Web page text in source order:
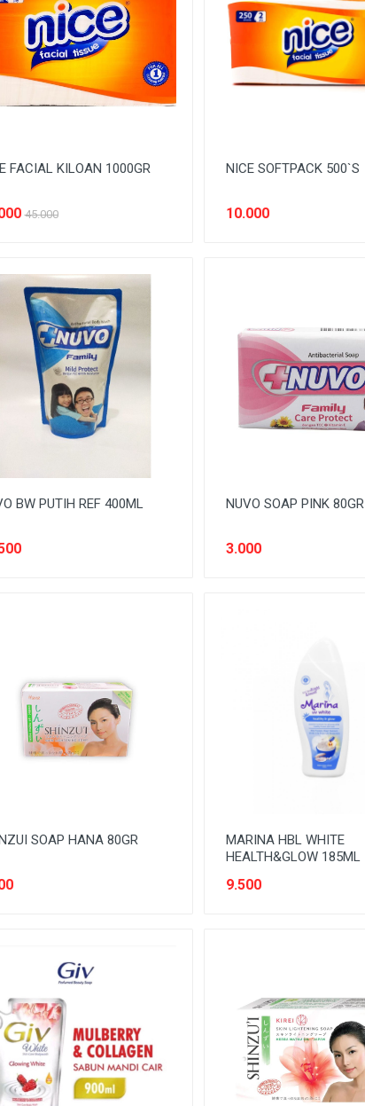
FACIAL KILOAN 1000GR
45.000
NICE SOFTPACK 500`S
10.000
BW PUTIH REF 400ML NUVO SOAP PINK 80GR
3.000
SOAP HANA 80GR
MARINA HBL WHITE
HEALTH&GLOW 185ML
9.500